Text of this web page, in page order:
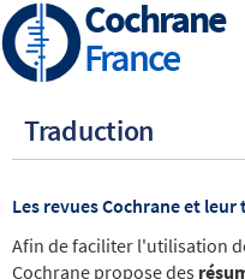
Skip
to
main
Cochrane
France
Traduction
Les revues Cochrane et
Afin de faciliter l'utilisation
Cochrane propose des